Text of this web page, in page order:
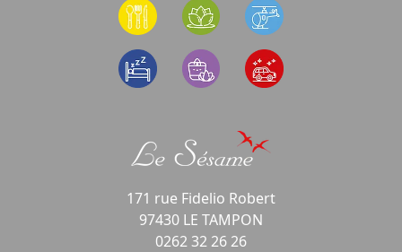
171 rue Fidelio Robert
97430 LE TAMPON
0262 32 26 26